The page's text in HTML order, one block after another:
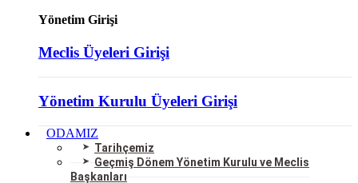
Yönetim Girişi
Meclis Üyeleri Girişi
Yönetim Kurulu Üyeleri Girişi
ODAMIZ
Tarihçemiz
Geçmiş Dönem Yönetim Kurulu ve Meclis
Başkanları